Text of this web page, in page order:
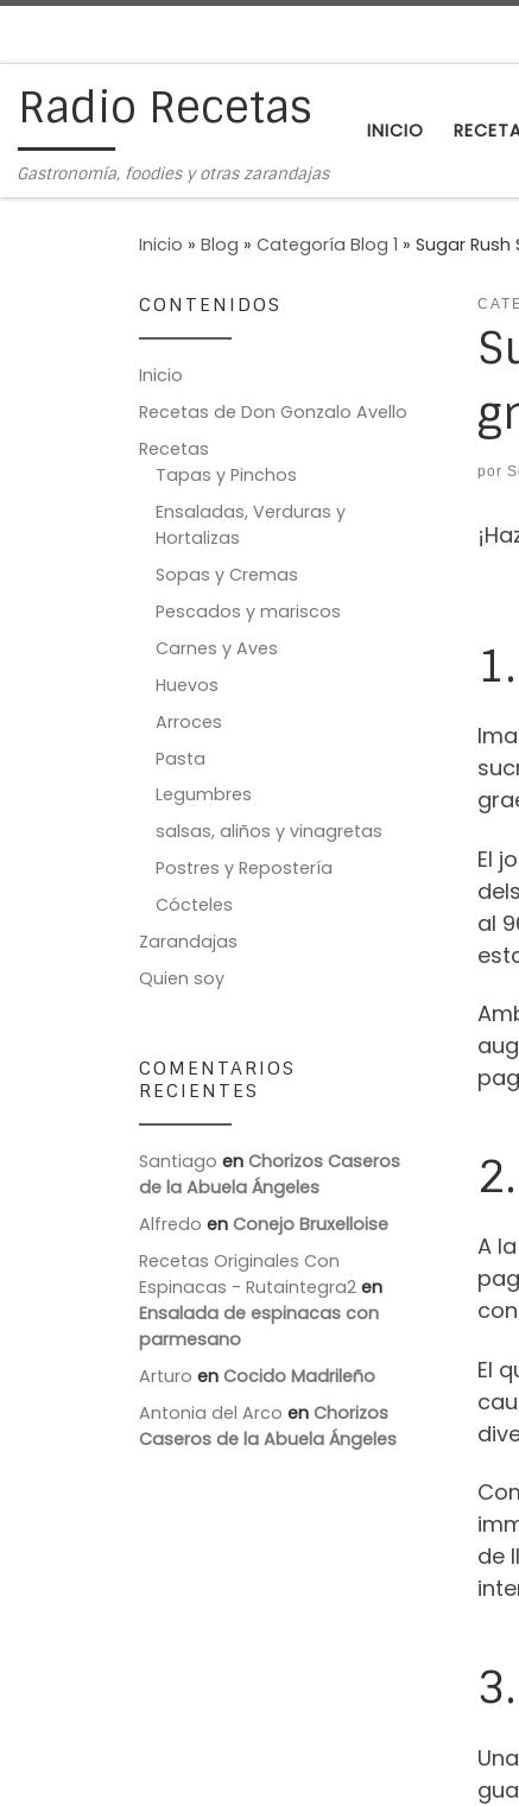
Radio Recetas
Gastronomía, foodies y otras zarandajas
INICIO
Inicio » Blog » Categoría Blog 1 » Sugar
por
El
al
A
El
de
CONTENIDOS
Inicio
Recetas de Don Gonzalo Avello
Recetas
Tapas y Pinchos
Ensaladas, Verduras y
Hortalizas
Sopas y Cremas
Pescados y mariscos
Carnes y Aves
Huevos
Arroces
Pasta
Legumbres
salsas, aliños y vinagretas
Postres y Repostería
Cócteles
Zarandajas
Quien soy
COMENTARIOS
RECIENTES
Santiago en Chorizos Caseros
de la Abuela Ángeles
Alfredo en Conejo Bruxelloise
Recetas Originales Con
Espinacas - Rutaintegra2 en
Ensalada de espinacas con
parmesano
Arturo en Cocido Madrileño
Antonia del Arco en Chorizos
Caseros de la Abuela Ángeles